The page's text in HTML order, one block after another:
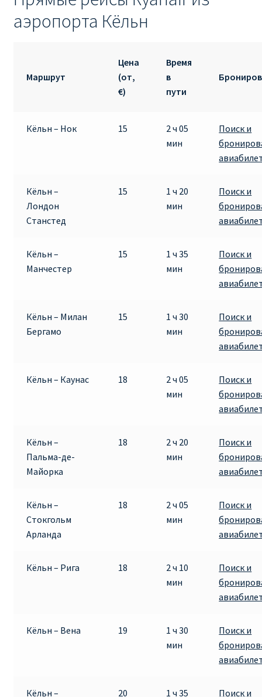
аэропорта Кёльн
Маршрут
Цена
(от,
€)
Время
в
пути
Кёльн – Нок 15
2 ч 05
мин
Поиск и
Кёльн –
Лондон
Станстед
15
1 ч 20
мин
Поиск и
Кёльн –
Манчестер
15
1 ч 35
мин
Поиск и
Кёльн – Милан
Бергамо
15
1 ч 30
мин
Поиск и
Кёльн – Каунас 18
2 ч 05
мин
Поиск и
Кёльн –
Пальма-де-
Майорка
18
2 ч 20
мин
Поиск и
Кёльн –
Стокгольм
Арланда
18
2 ч 05
мин
Поиск и
Кёльн – Рига 18
2 ч 10
мин
Поиск и
Кёльн – Вена 19
1 ч 30
мин
Поиск и
Кёльн –
20
1 ч 35
Поиск и